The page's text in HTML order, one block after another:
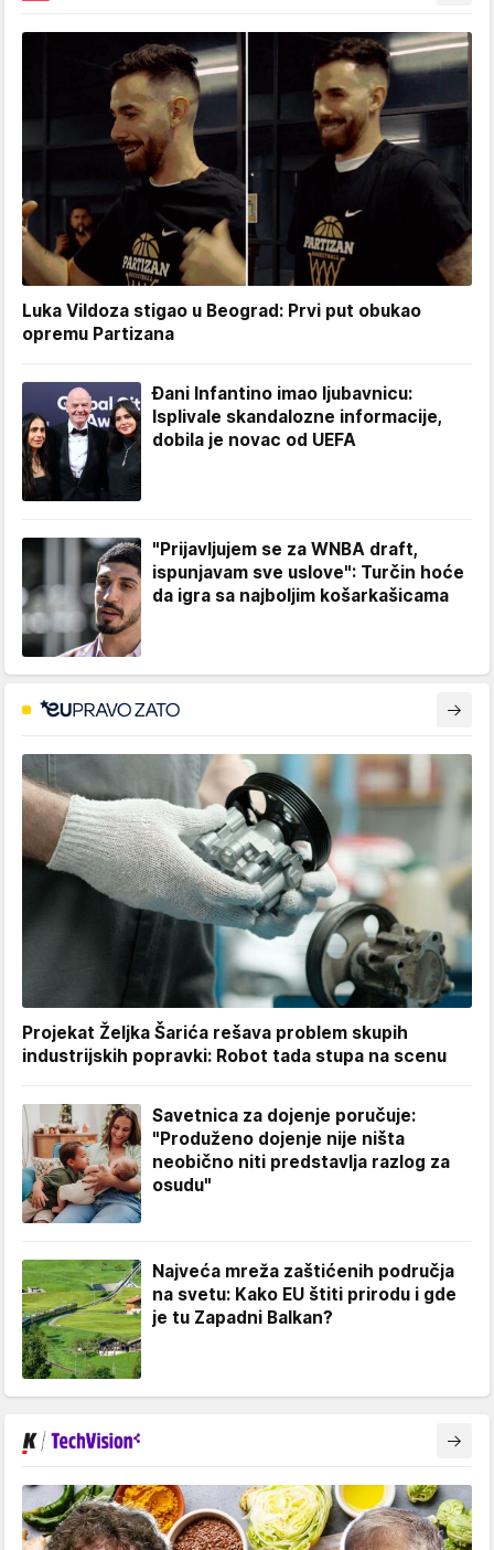
Luka Vildoza stigao u Beograd: Prvi put obukao
opremu Partizana
Đani Infantino imao ljubavnicu:
Isplivale skandalozne informacije,
dobila je novac od UEFA
"Prijavljujem se za WNBA draft,
ispunjavam sve uslove": Turčin hoće
da igra sa najboljim košarkašicama
Projekat Željka Šarića rešava problem skupih
industrijskih popravki: Robot tada stupa na scenu
Savetnica za dojenje poručuje:
"Produženo dojenje nije ništa
neobično niti predstavlja razlog za
osudu"
Najveća mreža zaštićenih područja
na svetu: Kako EU štiti prirodu i gde
je tu Zapadni Balkan?